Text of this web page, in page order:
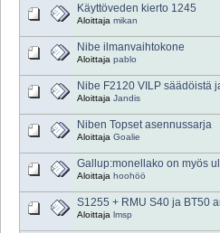
Käyttöveden kierto 1245
Aloittaja mikan
Nibe ilmanvaihtokone
Aloittaja pablo
Nibe F2120 VILP säädöistä
Aloittaja Jandis
Niben Topset asennussarja
Aloittaja Goalie
Gallup:monellako on myös
Aloittaja hoohöö
S1255 + RMU S40 ja BT50
Aloittaja lmsp